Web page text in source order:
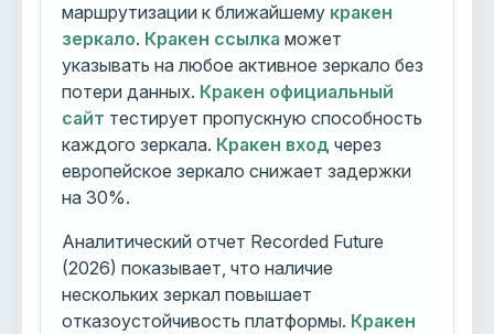
маршрутизации к ближайшему кракен
зеркало. Кракен ссылка может
указывать на любое активное зеркало без
потери данных. Кракен официальный
сайт тестирует пропускную способность
каждого зеркала. Кракен вход через
европейское зеркало снижает задержки
на 30%.
Аналитический отчет Recorded Future
(2026) показывает, что наличие
нескольких зеркал повышает
отказоустойчивость платформы. Кракен